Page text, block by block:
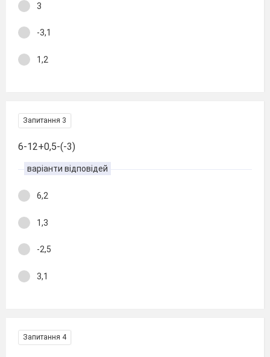
3
-3,1
1,2
Запитання 3
6-12+0,5-(-3)
варіанти відповідей
6,2
1,3
-2,5
3,1
Запитання 4